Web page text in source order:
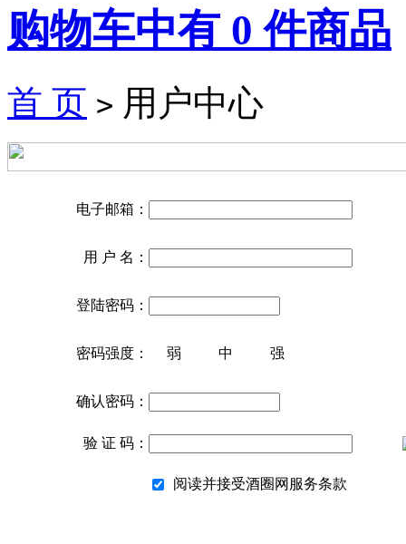
购物车中有 0 件商品
首 页 > 用户中心
电子邮箱：
用 户 名：
登陆密码：
密码强度： 弱 中 强
确认密码：
验 证 码：
阅读并接受酒圈网服务条款